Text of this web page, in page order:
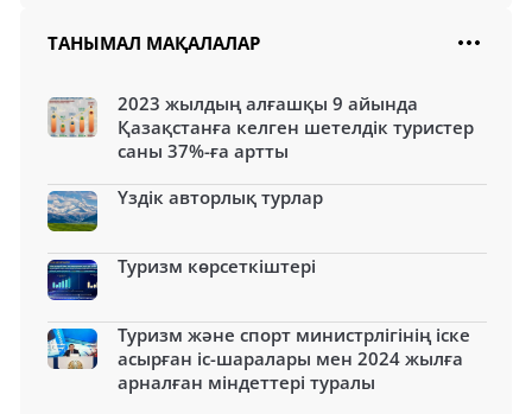
ТАНЫМАЛ МАҚАЛАЛАР
2023 жылдың алғашқы 9 айында
Қазақстанға келген шетелдік туристер
саны 37%-ға артты
Үздік авторлық турлар
Туризм көрсеткіштері
Туризм және спорт министрлігінің іске
асырған іс-шаралары мен 2024 жылға
арналған міндеттері туралы